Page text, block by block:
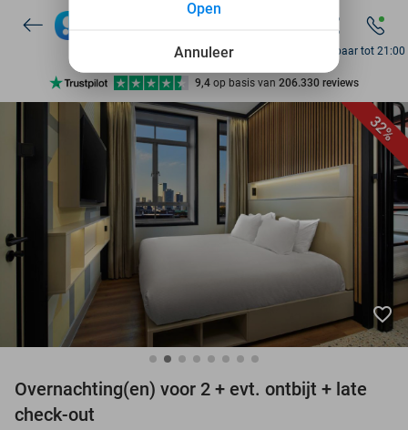
7 dagen per week beschikbaar
10+ miljoen leden
9,4 op basis van 206.330 reviews
Ontdek 15.000+ deals
7 dagen per week beschikbaar
10+ miljoen leden
Bereikbaar tot 21:00
32%
favorite_border
Overnachting(en) voor 2 + evt. ontbijt + late
check-out
Annuleer
Open